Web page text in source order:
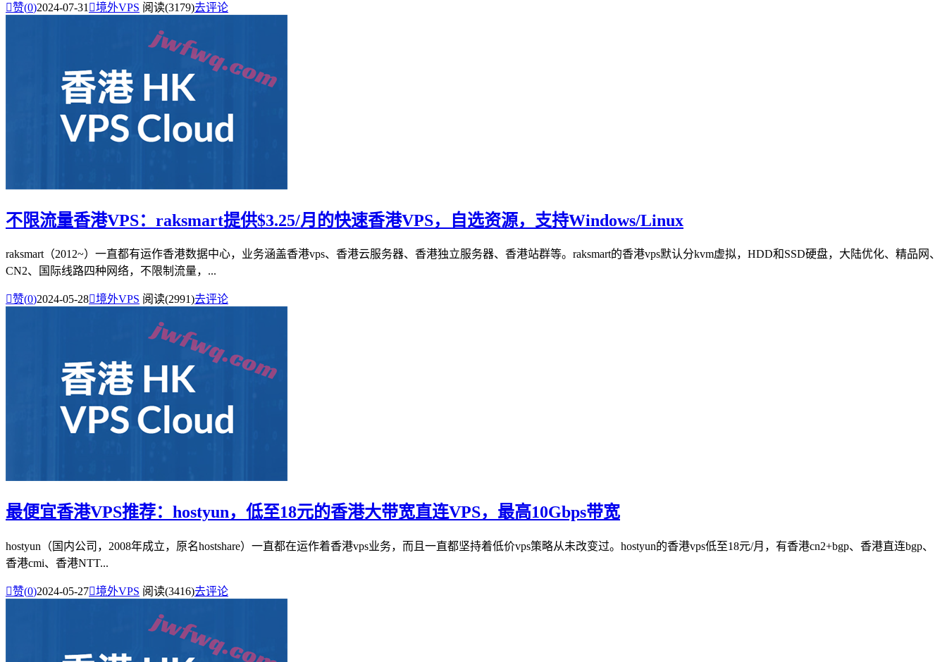
赞(0)2024-07-31 境外VPS 阅读(3179)去评论
不限流量香港VPS：raksmart提供$3.25/月的快速香港VPS，自选资源，支持Windows/Linux
raksmart（2012~）一直都有运作香港数据中心，业务涵盖香港vps、香港云服务器、香港独立服务器、香港站群等。raksmart的香港vps默认分kvm虚拟，HDD和SSD硬盘，大陆优化、精品网、
CN2、国际线路四种网络，不限制流量，...
赞(0)2024-05-28境外VPS 阅读(2991)去评论
最便宜香港VPS推荐：hostyun，低至18元的香港大带宽直连VPS，最高10Gbps带宽
hostyun（国内公司，2008年成立，原名hostshare）一直都在运作着香港vps业务，而且一直都坚持着低价vps策略从未改变过。hostyun的香港vps低至18元/月，有香港cn2+bgp、香港直连bgp、
香港cmi、香港NTT...
赞(0)2024-05-27境外VPS 阅读(3416)去评论